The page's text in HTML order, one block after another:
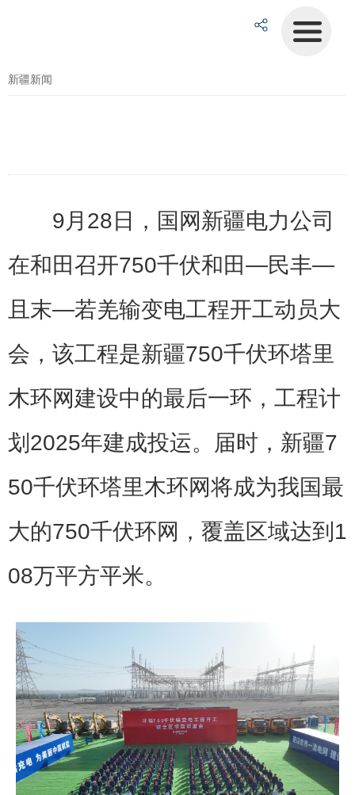
新疆新闻
9月28日，国网新疆电力公司
在和田召开750千伏和田—民丰—
且末—若羌输变电工程开工动员大
会，该工程是新疆750千伏环塔里
木环网建设中的最后一环，工程计
划2025年建成投运。届时，新疆7
50千伏环塔里木环网将成为我国最
大的750千伏环网，覆盖区域达到1
08万平方平米。